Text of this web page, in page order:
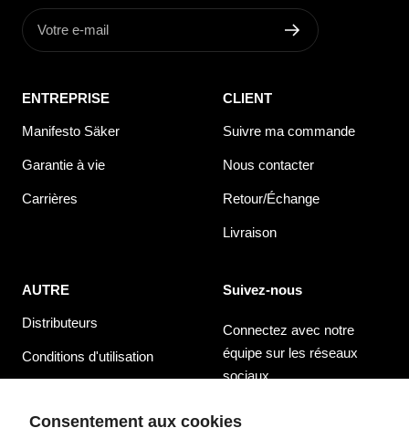
Consentement aux cookies
Votre e-mail
ENTREPRISE
Manifesto Säker
Garantie à vie
Carrières
CLIENT
Suivre ma commande
Nous contacter
Retour/Échange
Livraison
AUTRE
Distributeurs
Conditions d'utilisation
Suivez-nous
Connectez avec notre
équipe sur les réseaux
sociaux